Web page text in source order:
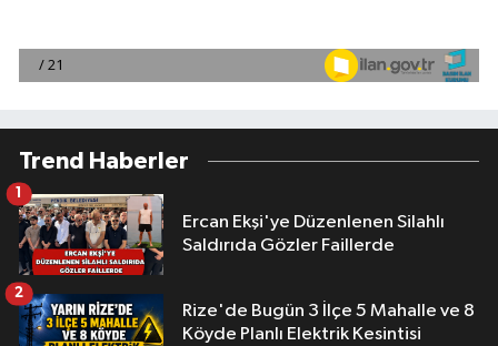
Trend Haberler
Ercan Ekşi'ye Düzenlenen Silahlı
Saldırıda Gözler Faillerde
1
Rize'de Bugün 3 İlçe 5 Mahalle ve 8
Köyde Planlı Elektrik Kesintisi
2